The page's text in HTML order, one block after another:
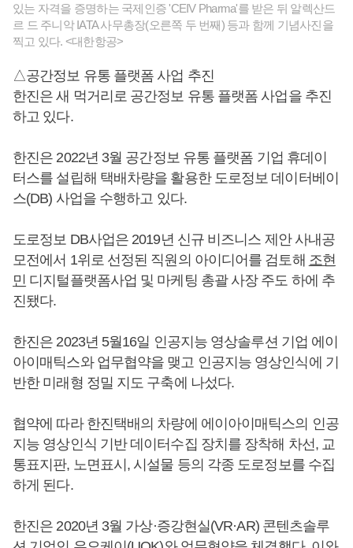
있는 자격을 증명하는 국제인증 'CEIV Pharma'를 받은 뒤 알렉산드
르 드 주니악 IATA 사무총장(오른쪽 두 번째) 등과 함께 기념사진을
찍고 있다. <대한항공>
△공간정보 유통 플랫폼 사업 추진
한진은 새 먹거리로 공간정보 유통 플랫폼 사업을 추진
하고 있다.
한진은 2022년 3월 공간정보 유통 플랫폼 기업 휴데이
터스를 설립해 택배차량을 활용한 도로정보 데이터베이
스(DB) 사업을 수행하고 있다.
도로정보 DB사업은 2019년 신규 비즈니스 제안 사내공
모전에서 1위로 선정된 직원의 아이디어를 검토해 조현
민 디지털플랫폼사업 및 마케팅 총괄 사장 주도 하에 추
진됐다.
한진은 2023년 5월16일 인공지능 영상솔루션 기업 에이
아이매틱스와 업무협약을 맺고 인공지능 영상인식에 기
반한 미래형 정밀 지도 구축에 나섰다.
협약에 따라 한진택배의 차량에 에이아이매틱스의 인공
지능 영상인식 기반 데이터수집 장치를 장착해 차선, 교
통표지판, 노면표시, 시설물 등의 각종 도로정보를 수집
하게 된다.
한진은 2020년 3월 가상·증강현실(VR·AR) 콘텐츠솔루